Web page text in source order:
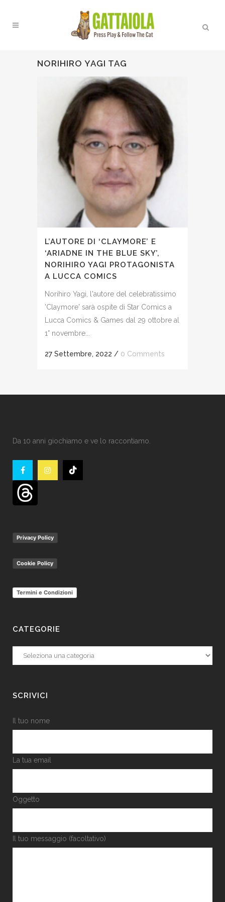
NORIHIRO YAGI TAG
L’AUTORE DI ‘CLAYMORE’ E
‘ARIADNE IN THE BLUE SKY’,
NORIHIRO YAGI PROTAGONISTA
A LUCCA COMICS
Norihiro Yagi, l'autore del celebratissimo
'Claymore' sarà ospite di Star Comics a
Lucca Comics & Games dal 29 ottobre al
1° novembre...
27 Settembre, 2022 / 0 Comments
Da 10 anni giochiamo e ve lo raccontiamo.
Privacy Policy
Cookie Policy
Termini e Condizioni
CATEGORIE
Categorie
SCRIVICI
Il tuo nome
La tua email
Oggetto
Il tuo messaggio (facoltativo)